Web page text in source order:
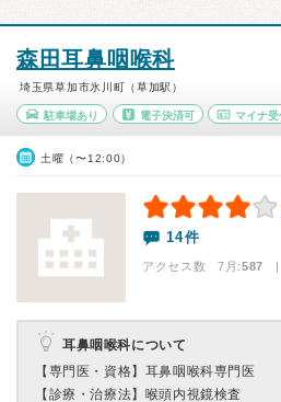
森田耳鼻咽喉科
埼玉県草加市氷川町（草加駅）
駐車場あり 電子決済可 マイナ受
土曜（〜12:00）
14件
アクセス数 7月:587 |
耳鼻咽喉科について
【専門医・資格】 耳鼻咽喉科専門医
【診療・治療法】 喉頭内視鏡検査